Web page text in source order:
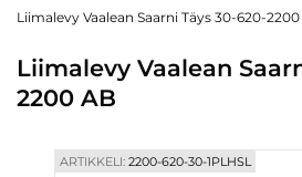
Yrityksen
Blogi
Yhteystiedot
Liimalevy Vaalean Saarni Täys 30-620-
Liimalevy Vaalean
2200 AB
ARTIKKELI:2200-620-30-1PLHSL